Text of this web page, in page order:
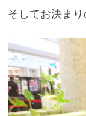
そしてお決まり